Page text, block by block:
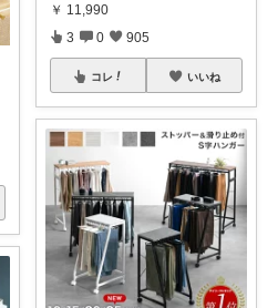
￥ 11,990
3 0 905
コレ いいね